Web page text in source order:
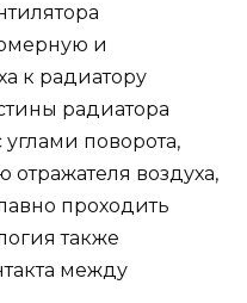
и
к радиатору
радиатора
поворота,
воздуха,
проходить
также
между